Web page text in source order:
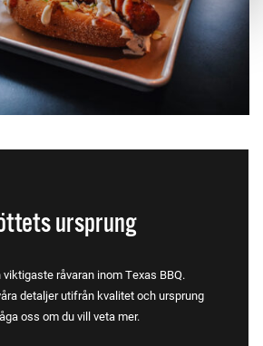
ursprung
viktigaste råvaran inom Texas BBQ.
detaljer utifrån kvalitet och ursprung
oss om du vill veta mer.